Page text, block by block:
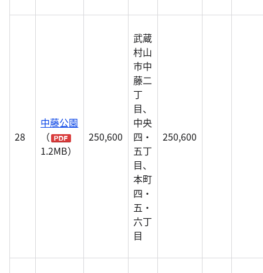
28
中藤公園
（
1.2MB）
250,600
武蔵
村山
市中
藤二
丁
目、
中央
四・
五丁
目、
本町
四・
五・
六丁
目
250,600